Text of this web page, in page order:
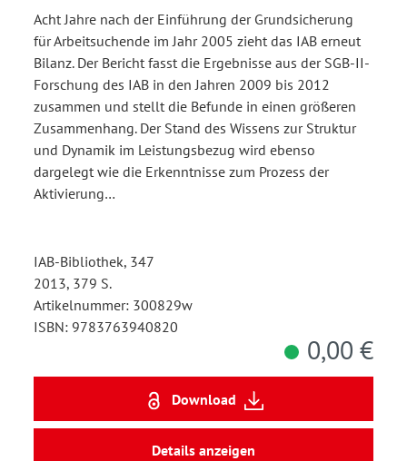
Acht Jahre nach der Einführung der Grundsicherung
für Arbeitsuchende im Jahr 2005 zieht das IAB erneut
Bilanz. Der Bericht fasst die Ergebnisse aus der SGB-II-
Forschung des IAB in den Jahren 2009 bis 2012
zusammen und stellt die Befunde in einen größeren
Zusammenhang. Der Stand des Wissens zur Struktur
und Dynamik im Leistungsbezug wird ebenso
dargelegt wie die Erkenntnisse zum Prozess der
Aktivierung…
IAB-Bibliothek, 347
2013, 379 S.
Artikelnummer: 300829w
ISBN: 9783763940820
0,00 €
Download
Details anzeigen